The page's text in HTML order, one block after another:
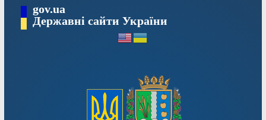
вмісту
gov.ua
Державні сайти України